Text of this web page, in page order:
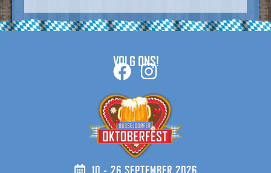
VOLG ONS!
10 - 26 SEPTEMBER 2026